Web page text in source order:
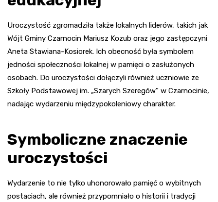
Uroczystość zgromadziła także lokalnych liderów, takich jak
Wójt Gminy Czarnocin Mariusz Kozub oraz jego zastępczyni
Aneta Stawiana-Kosiorek. Ich obecność była symbolem
jedności społeczności lokalnej w pamięci o zasłużonych
osobach. Do uroczystości dołączyli również uczniowie ze
Szkoły Podstawowej im. „Szarych Szeregów” w Czarnocinie,
nadając wydarzeniu międzypokoleniowy charakter.
Symboliczne znaczenie
uroczystości
Wydarzenie to nie tylko uhonorowało pamięć o wybitnych
postaciach, ale również przypomniało o historii i tradycji